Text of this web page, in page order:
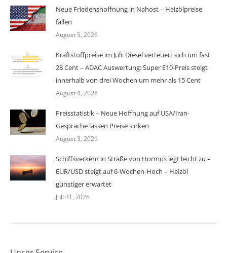
Neue Friedenshoffnung in Nahost – Heizölpreise
fallen
August 5, 2026
Kraftstoffpreise im Juli: Diesel verteuert sich um fast
28 Cent – ADAC Auswertung: Super E10-Preis steigt
innerhalb von drei Wochen um mehr als 15 Cent
August 4, 2026
Preisstatistik – Neue Hoffnung auf USA/Iran-
Gespräche lassen Preise sinken
August 3, 2026
Schiffsverkehr in Straße von Hormus legt leicht zu –
EUR/USD steigt auf 6-Wochen-Hoch – Heizöl
günstiger erwartet
Juli 31, 2026